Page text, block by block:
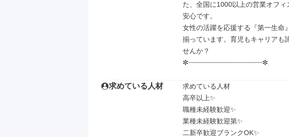
た、全国に1000以上の営業オフ
安心です。
女性の活躍を応援する『第一生命
揃っています。育児もキャリアも
せんか？
✼┈┈┈┈┈┈┈┈┈┈┈┈┈┈┈┈┈┈┈✼
求めている人材
求めている人材
高卒以上✨
職種未経験歓迎✨
業種未経験歓迎第✨
二新卒歓迎ブランクOK✨